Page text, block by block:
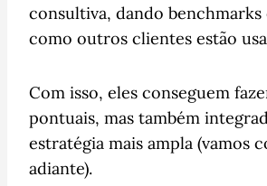
consultiva, dando benchmarks
como outros clientes estão
Com isso, eles conseguem
pontuais, mas também
estratégia mais ampla (vamos
adiante).